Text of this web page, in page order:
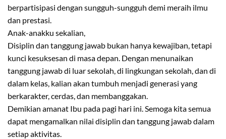
berpartisipasi dengan sungguh-sungguh demi meraih ilmu
dan prestasi.
Anak-anakku sekalian,
Disiplin dan tanggung jawab bukan hanya kewajiban, tetapi
kunci kesuksesan di masa depan. Dengan menunaikan
tanggung jawab di luar sekolah, di lingkungan sekolah, dan di
dalam kelas, kalian akan tumbuh menjadi generasi yang
berkarakter, cerdas, dan membanggakan.
Demikian amanat Ibu pada pagi hari ini. Semoga kita semua
dapat mengamalkan nilai disiplin dan tanggung jawab dalam
setiap aktivitas.